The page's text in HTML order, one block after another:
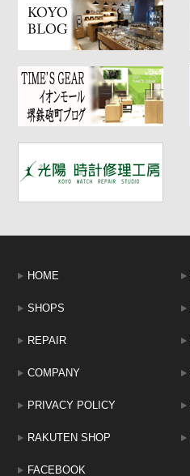
HOME
SHOPS
REPAIR
COMPANY
PRIVACY POLICY
RAKUTEN SHOP
FACEBOOK